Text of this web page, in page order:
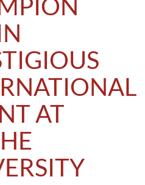
AT